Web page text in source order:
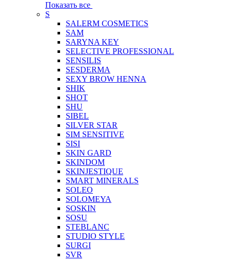
Показать все
S
SALERM COSMETICS
SAM
SARYNA KEY
SELECTIVE PROFESSIONAL
SENSILIS
SESDERMA
SEXY BROW HENNA
SHIK
SHOT
SHU
SIBEL
SILVER STAR
SIM SENSITIVE
SISI
SKIN GARD
SKINDOM
SKINJESTIQUE
SMART MINERALS
SOLEO
SOLOMEYA
SOSKIN
SOSU
STEBLANC
STUDIO STYLE
SURGI
SVR